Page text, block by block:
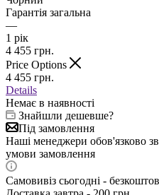
Гарантія загальна
—
1 рік
4 455 грн.
Price Options
4 455 грн.
Details
Немає в наявності
Знайшли дешевше?
Під замовлення
Наші менеджери обов'язково
умови замовлення
Самовивіз сьогодні -